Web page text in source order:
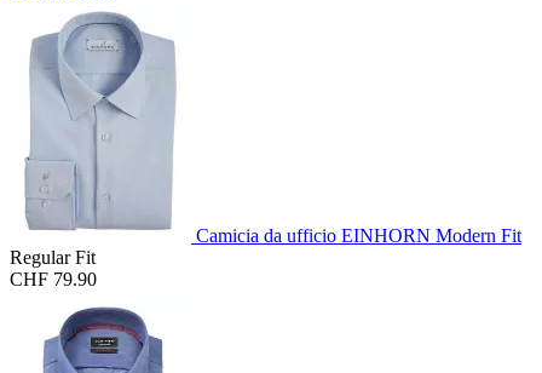
Camicia da ufficio EINHORN Modern Fit
Regular Fit
CHF 79.90